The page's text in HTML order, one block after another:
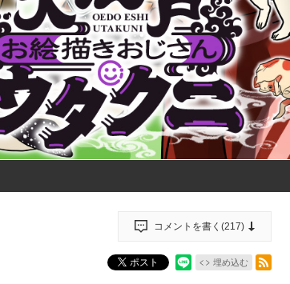
コメントを書く(217)
ポスト 埋め込む